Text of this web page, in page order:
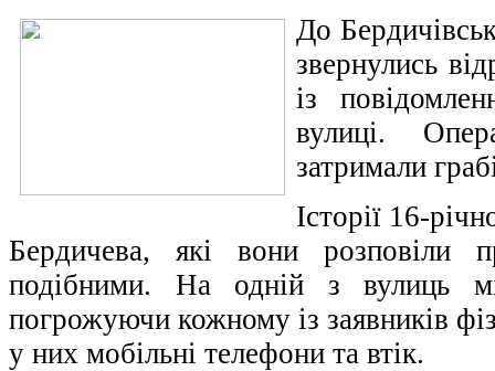
До
звернулись
із
вулиці.
затримали
Історії 16-
Бердичева, які вони розповіли
подібними. На одній з вулиць
погрожуючи кожному із заявників
у них мобільні телефони та втік.